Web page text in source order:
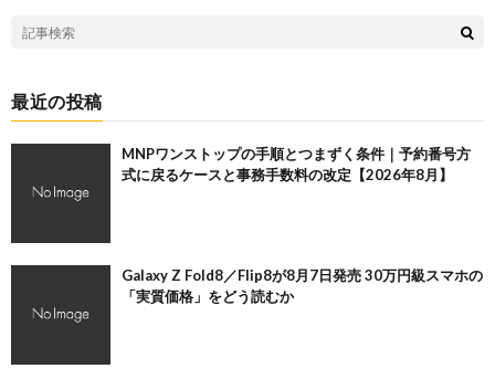
最近の投稿
MNPワンストップの手順とつまずく条件｜予約番号方
式に戻るケースと事務手数料の改定【2026年8月】
Galaxy Z Fold8／Flip8が8月7日発売 30万円級スマホの
「実質価格」をどう読むか